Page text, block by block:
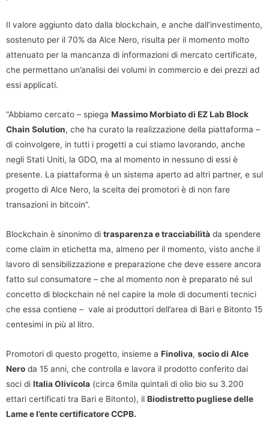
Il valore aggiunto dato dalla blockchain, e anche dall’investimento,
sostenuto per il 70% da Alce Nero, risulta per il momento molto
attenuato per la mancanza di informazioni di mercato certificate,
che permettano un’analisi dei volumi in commercio e dei prezzi ad
essi applicati.
“Abbiamo cercato – spiega Massimo Morbiato di EZ Lab Block
Chain Solution, che ha curato la realizzazione della piattaforma –
di coinvolgere, in tutti i progetti a cui stiamo lavorando, anche
negli Stati Uniti, la GDO, ma al momento in nessuno di essi è
presente. La piattaforma è un sistema aperto ad altri partner, e sul
progetto di Alce Nero, la scelta dei promotori è di non fare
transazioni in bitcoin”.
Blockchain è sinonimo di trasparenza e tracciabilità da spendere
come claim in etichetta ma, almeno per il momento, visto anche il
lavoro di sensibilizzazione e preparazione che deve essere ancora
fatto sul consumatore – che al momento non è preparato né sul
concetto di blockchain né nel capire la mole di documenti tecnici
che essa contiene – vale ai produttori dell’area di Bari e Bitonto 15
centesimi in più al litro.
Promotori di questo progetto, insieme a Finoliva, socio di Alce
Nero da 15 anni, che controlla e lavora il prodotto conferito dai
soci di Italia Olivicola (circa 6mila quintali di olio bio su 3.200
ettari certificati tra Bari e Bitonto), il Biodistretto pugliese delle
Lame e l’ente certificatore CCPB.